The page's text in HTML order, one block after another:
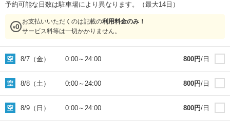
予約可能な日数は駐車場により異なります。（最大14日）
お支払いいただくのは記載の利用料金のみ！
サービス料等は一切かかりません。
8/7（金） 0:00～ 24:00 800円/日
8/8（土） 0:00～ 24:00 800円/日
8/9（日） 0:00～ 24:00 800円/日